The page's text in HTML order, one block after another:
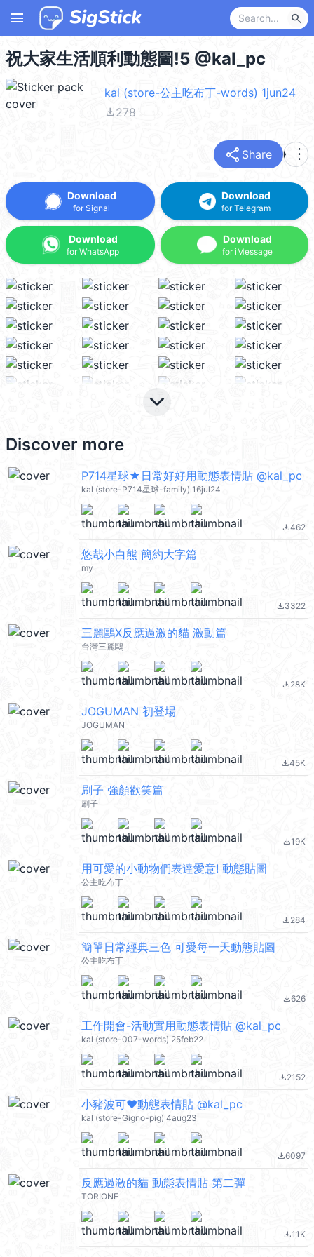
menu search
祝大家生活順利動態圖!5 @kal_pc
kal (store-公主吃布丁-words) 1jun24
file_download278
share Share more_vert
Download
for Signal
Download
for WhatsApp
Download
for Telegram
Download
for iMessage
keyboard_arrow_down
Discover more
P714星球★日常好好用動態表情貼 @kal_pc
kal (store-P714星球-family) 16jul24
file_download462
悠哉小白熊 簡約大字篇
my
file_download3322
三麗鷗X反應過激的貓 激動篇
台灣三麗鷗
file_download28K
JOGUMAN 初登場
JOGUMAN
file_download45K
刷子 強顏歡笑篇
刷子
file_download19K
用可愛的小動物們表達愛意! 動態貼圖
公主吃布丁
file_download284
簡單日常經典三色 可愛每一天動態貼圖
公主吃布丁
file_download626
工作開會-活動實用動態表情貼 @kal_pc
kal (store-007-words) 25feb22
file_download2152
小豬波可❤動態表情貼 @kal_pc
kal (store-Gigno-pig) 4aug23
file_download6097
反應過激的貓 動態表情貼 第二彈
TORIONE
file_download11K